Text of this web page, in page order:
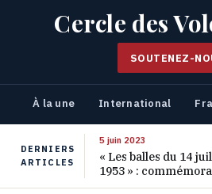
Cercle des
SOUTENEZ-
À la une International
DERNIERS
ARTICLES
5 juin 2023
« Les balles du 14
1953 » :
pour les 70 ans de ce